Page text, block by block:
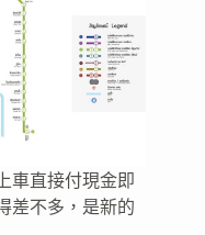
車直接付現金即
差不多，是新的